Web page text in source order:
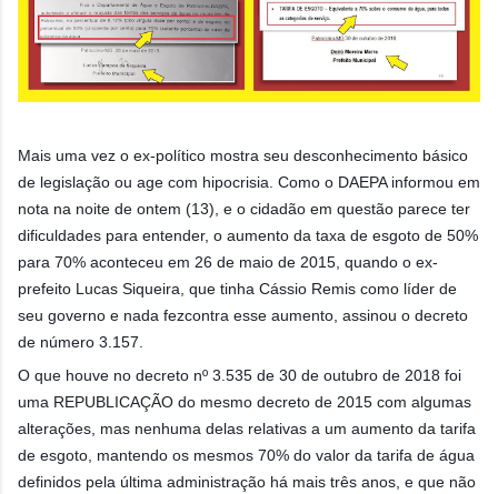
Mais uma vez o ex-político mostra seu desconhecimento básico
de legislação ou age com hipocrisia. Como o DAEPA informou em
nota na noite de ontem (13), e o cidadão em questão parece ter
dificuldades para entender, o aumento da taxa de esgoto de 50%
para 70% aconteceu em 26 de maio de 2015, quando o ex-
prefeito Lucas Siqueira, que tinha Cássio Remis como líder de
seu governo e nada fezcontra esse aumento, assinou o decreto
de número 3.157.
O que houve no decreto nº 3.535 de 30 de outubro de 2018 foi
uma REPUBLICAÇÃO do mesmo decreto de 2015 com algumas
alterações, mas nenhuma delas relativas a um aumento da tarifa
de esgoto, mantendo os mesmos 70% do valor da tarifa de água
definidos pela última administração há mais três anos, e que não